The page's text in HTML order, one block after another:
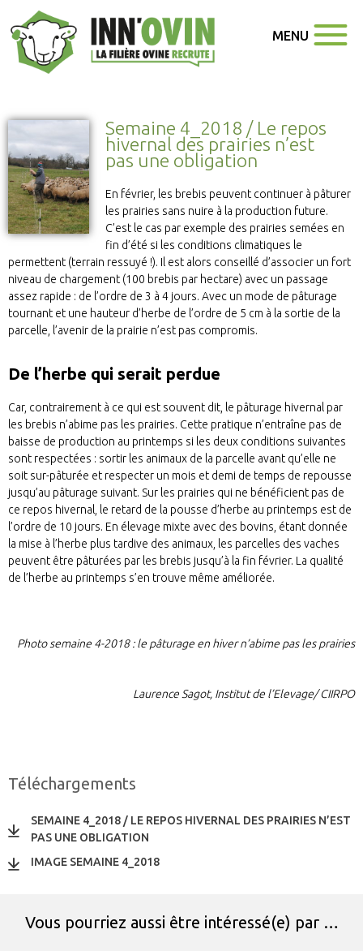
MENU
Semaine 4_2018 / Le repos
hivernal des prairies n’est
pas une obligation
En février, les brebis peuvent continuer à pâturer
les prairies sans nuire à la production future.
C’est le cas par exemple des prairies semées en
fin d’été si les conditions climatiques le
permettent (terrain ressuyé !). Il est alors conseillé d’associer un fort
niveau de chargement (100 brebis par hectare) avec un passage
assez rapide : de l’ordre de 3 à 4 jours. Avec un mode de pâturage
tournant et une hauteur d’herbe de l’ordre de 5 cm à la sortie de la
parcelle, l’avenir de la prairie n’est pas compromis.
De l’herbe qui serait perdue
Car, contrairement à ce qui est souvent dit, le pâturage hivernal par
les brebis n’abime pas les prairies. Cette pratique n’entraîne pas de
baisse de production au printemps si les deux conditions suivantes
sont respectées : sortir les animaux de la parcelle avant qu’elle ne
soit sur-pâturée et respecter un mois et demi de temps de repousse
jusqu’au pâturage suivant. Sur les prairies qui ne bénéficient pas de
ce repos hivernal, le retard de la pousse d’herbe au printemps est de
l’ordre de 10 jours. En élevage mixte avec des bovins, étant donnée
la mise à l’herbe plus tardive des animaux, les parcelles des vaches
peuvent être pâturées par les brebis jusqu’à la fin février. La qualité
de l’herbe au printemps s’en trouve même améliorée.
Photo semaine 4-2018 : le pâturage en hiver n’abime pas les prairies
Laurence Sagot, Institut de l’Elevage/ CIIRPO
Téléchargements
SEMAINE 4_2018 / LE REPOS HIVERNAL DES PRAIRIES N’EST
PAS UNE OBLIGATION
IMAGE SEMAINE 4_2018
Vous pourriez aussi être intéressé(e) par …